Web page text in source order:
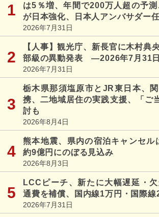
は5％増、年間で200万人超の予
が日本強化、日本人アンバサダー
2026年7月31日
【人事】観光庁、新長官に木村典
部級の異動発表 ―2026年7月31
2026年7月31日
栃木県那須塩原市とJR東日本、
携、二地域居住の実践支援、「ご
討も
2026年8月4日
熊本地震、県内の宿泊キャンセル
約9億円にのぼる見込み
2026年8月3日
LCCピーチ、新たに大幅遅延・
通費を補償、国内線1万円・国際線
2026年7月31日